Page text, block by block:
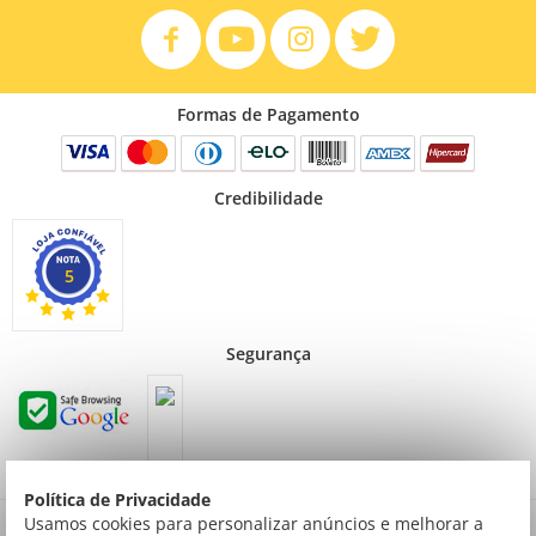
Política de Privacidade
Usamos cookies para personalizar anúncios e melhorar a
Formas de Pagamento
Credibilidade
5
Segurança
Preços válidos para consumidor final não contribuinte. Preços exclusivos para compras